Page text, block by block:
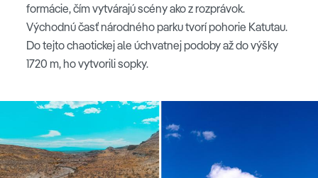
formácie, čím vytvárajú scény ako z rozprávok.
Východnú časť národného parku tvorí pohorie Katutau.
Do tejto chaotickej ale úchvatnej podoby až do výšky
1720 m, ho vytvorili sopky.